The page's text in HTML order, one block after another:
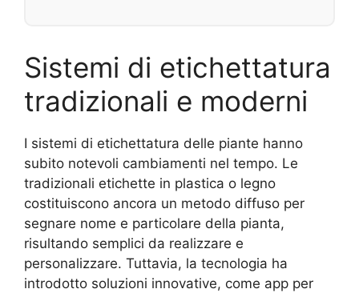
Sistemi di etichettatura
tradizionali e moderni
I sistemi di etichettatura delle piante hanno
subito notevoli cambiamenti nel tempo. Le
tradizionali etichette in plastica o legno
costituiscono ancora un metodo diffuso per
segnare nome e particolare della pianta,
risultando semplici da realizzare e
personalizzare. Tuttavia, la tecnologia ha
introdotto soluzioni innovative, come app per